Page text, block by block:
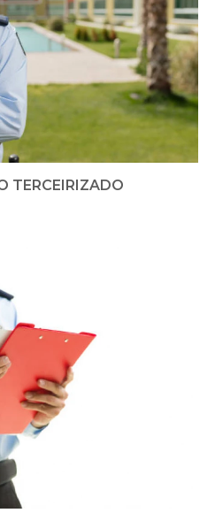
TERCEIRIZADO